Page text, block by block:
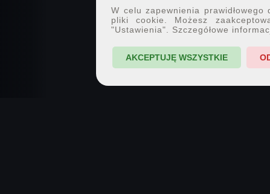
W celu zapewnienia
pliki cookie. Możesz
"Ustawienia". Szczegółowe
AKCEPTUJĘ WSZYSTKIE